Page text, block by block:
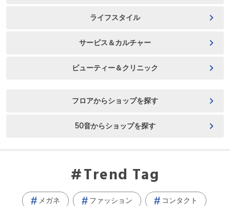
ライフスタイル
サービス＆カルチャー
ビューティー＆クリニック
フロアからショップを探す
50音からショップを探す
Trend Tag
メガネ ファッション コンタクト